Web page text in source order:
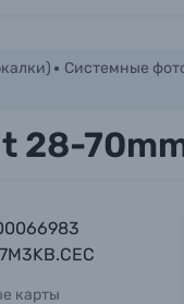
Системные
28-
карты